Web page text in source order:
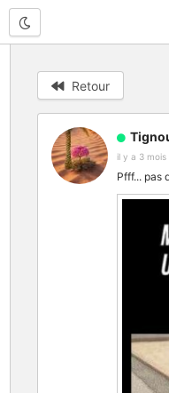
Retour
il y a 3 mois
Pfff... pas